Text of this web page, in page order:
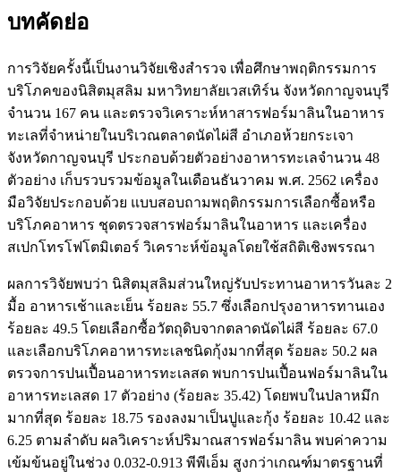
บทคัดย่อ
การวิจัยครั้งนี้เป็นงานวิจัยเชิงสำรวจ เพื่อศึกษาพฤติกรรมการ
บริโภคของนิสิตมุสลิม มหาวิทยาลัยเวสเทิร์น จังหวัดกาญจนบุรี
จำนวน 167 คน และตรวจวิเคราะห์หาสารฟอร์มาลินในอาหาร
ทะเลที่จำหน่ายในบริเวณตลาดนัดไผ่สี อำเภอห้วยกระเจา
จังหวัดกาญจนบุรี ประกอบด้วยตัวอย่างอาหารทะเลจำนวน 48
ตัวอย่าง เก็บรวบรวมข้อมูลในเดือนธันวาคม พ.ศ. 2562 เครื่อง
มือวิจัยประกอบด้วย แบบสอบถามพฤติกรรมการเลือกซื้อหรือ
บริโภคอาหาร ชุดตรวจสารฟอร์มาลินในอาหาร และเครื่อง
สเปกโทรโฟโตมิเตอร์ วิเคราะห์ข้อมูลโดยใช้สถิติเชิงพรรณา
ผลการวิจัยพบว่า นิสิตมุสลิมส่วนใหญ่รับประทานอาหารวันละ 2
มื้อ อาหารเช้าและเย็น ร้อยละ 55.7 ซึ่งเลือกปรุงอาหารทานเอง
ร้อยละ 49.5 โดยเลือกซื้อวัตถุดิบจากตลาดนัดไผ่สี ร้อยละ 67.0
และเลือกบริโภคอาหารทะเลชนิดกุ้งมากที่สุด ร้อยละ 50.2 ผล
ตรวจการปนเปื้อนอาหารทะเลสด พบการปนเปื้อนฟอร์มาลินใน
อาหารทะเลสด 17 ตัวอย่าง (ร้อยละ 35.42) โดยพบในปลาหมึก
มากที่สุด ร้อยละ 18.75 รองลงมาเป็นปูและกุ้ง ร้อยละ 10.42 และ
6.25 ตามลำดับ ผลวิเคราะห์ปริมาณสารฟอร์มาลิน พบค่าความ
เข้มข้นอยู่ในช่วง 0.032-0.913 พีพีเอ็ม สูงกว่าเกณฑ์มาตรฐานที่